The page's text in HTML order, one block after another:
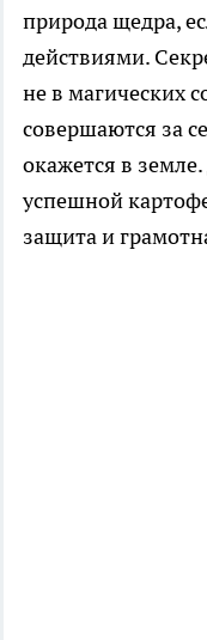
природа щедра,
действиями.
не в магических
совершаются за
окажется в
успешной
защита и